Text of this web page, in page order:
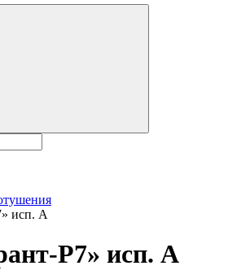
исп. А
Р7» исп. А